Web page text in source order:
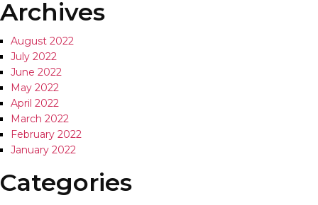
Archives
August 2022
July 2022
June 2022
May 2022
April 2022
March 2022
February 2022
January 2022
Categories